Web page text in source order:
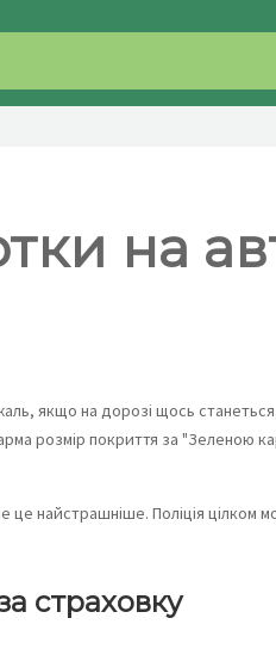
на
якщо на дорозі щось
розмір покриття за "Зеленою
це найстрашніше. Поліція
страховку